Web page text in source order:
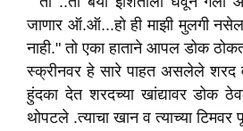
जाणार ऑ.ऑ...हो ही माझी मुलगी
नाही." तो एका हाताने आपल डोक
स्क्रीनवर हे सारे पाहत असलेले शरद
हुंदका देत शरदच्या खांद्यावर डोक
थोपटले .त्याचा खान व त्याच्या टिमवर